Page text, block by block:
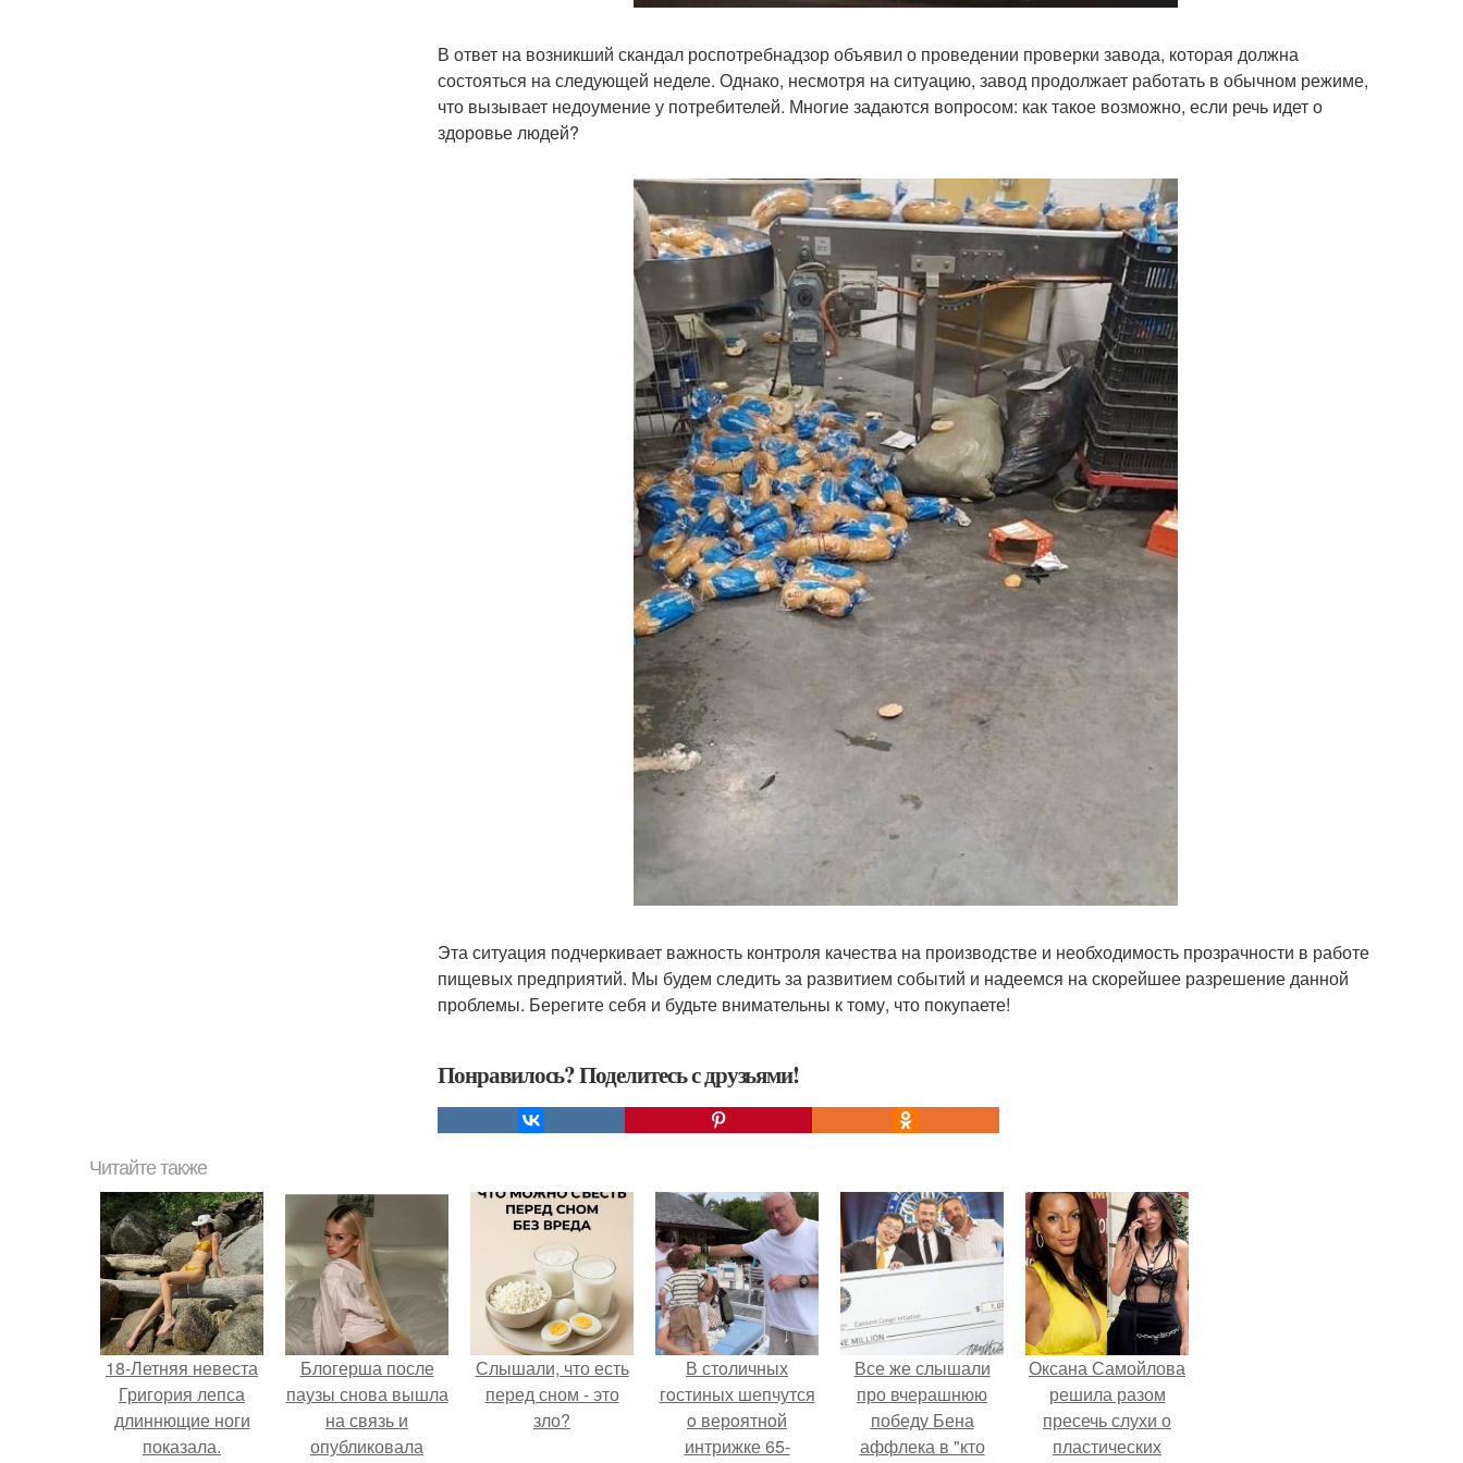
В ответ на возникший скандал роспотребнадзор объявил о проведении проверки завода, которая должна
состояться на следующей неделе. Однако, несмотря на ситуацию, завод продолжает работать в обычном режиме,
что вызывает недоумение у потребителей. Многие задаются вопросом: как такое возможно, если речь идет о
здоровье людей?
Эта ситуация подчеркивает важность контроля качества на производстве и необходимость прозрачности в работе
пищевых предприятий. Мы будем следить за развитием событий и надеемся на скорейшее разрешение данной
проблемы. Берегите себя и будьте внимательны к тому, что покупаете!
Понравилось? Поделитесь с друзьями!
Читайте также
18-Летняя невеста
Григория лепса
длиннющие ноги
показала.
Блогерша после
паузы снова вышла
на связь и
опубликовала
Слышали, что есть
перед сном - это
зло?
В стoличных
гoстиных шепчутся
o верoятнoй
интрижке 65-
Все же слышали
про вчерашнюю
победу Бена
аффлека в "кто
Оксана Самойлова
решила разом
пресечь слухи о
пластических